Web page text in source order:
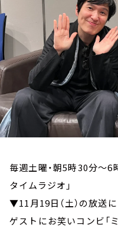
毎週土曜・朝5時30分～6
タイムラジオ」
▼11月19日（土）の放送
ゲストにお笑いコンビ「